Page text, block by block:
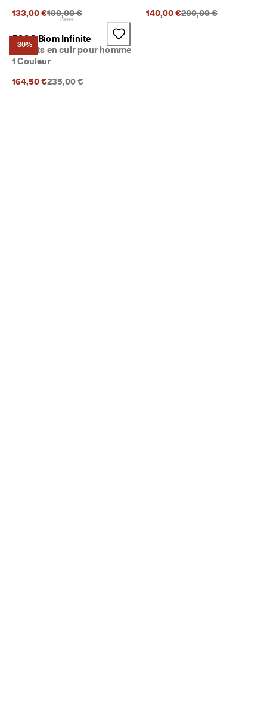
133,00 €Prix précédent {{price}}:
190,00 € 140,00 €Prix précédent
200,00 €
-30%
ECCO Biom Infinite
Baskets en cuir pour homme
1 Couleur
164,50 €Prix précédent {{price}}:
235,00 €